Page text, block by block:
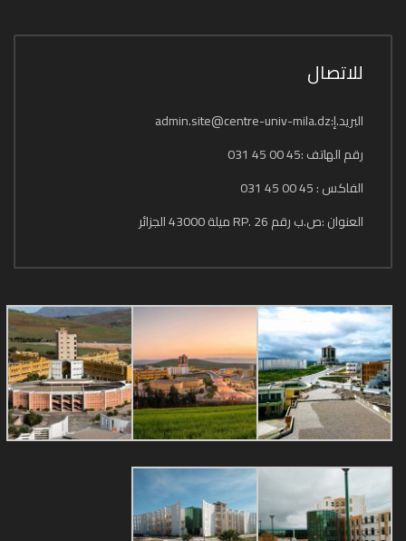
للاتصال
البريد.إ:admin.site@centre-univ-mila.dz
رقم الهاتف :45 00 45 031
الفاكس : 45 00 45 031
العنوان :ص.ب رقم 26 .RP ميلة 43000 الجزائر